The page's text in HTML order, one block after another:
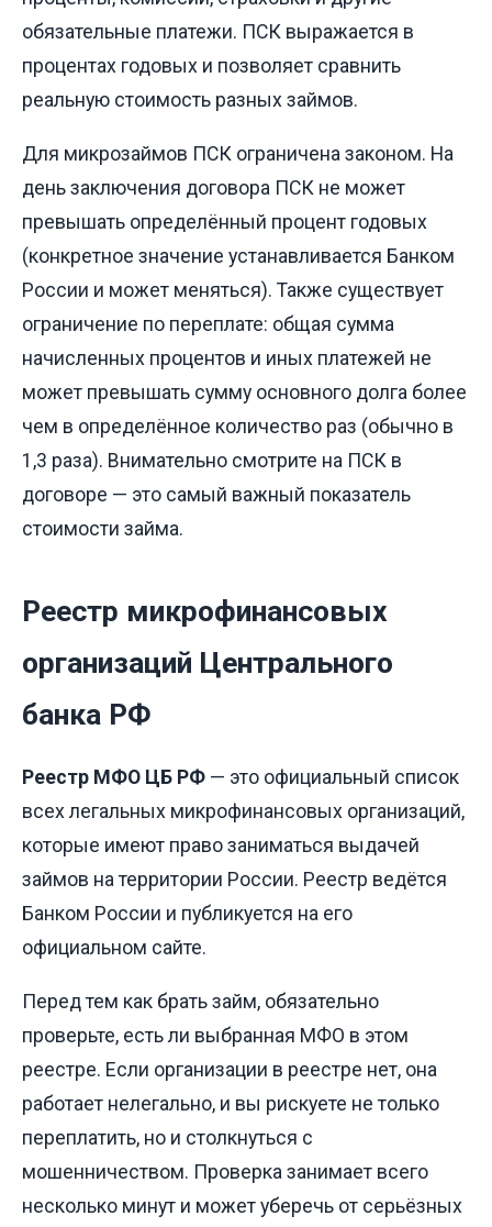
обязательные платежи. ПСК выражается в
процентах годовых и позволяет сравнить
реальную стоимость разных займов.
Для микрозаймов ПСК ограничена законом. На
день заключения договора ПСК не может
превышать определённый процент годовых
(конкретное значение устанавливается Банком
России и может меняться). Также существует
ограничение по переплате: общая сумма
начисленных процентов и иных платежей не
может превышать сумму основного долга более
чем в определённое количество раз (обычно в
1,3 раза). Внимательно смотрите на ПСК в
договоре — это самый важный показатель
стоимости займа.
Реестр микрофинансовых
организаций Центрального
банка РФ
Реестр МФО ЦБ РФ — это официальный список
всех легальных микрофинансовых организаций,
которые имеют право заниматься выдачей
займов на территории России. Реестр ведётся
Банком России и публикуется на его
официальном сайте.
Перед тем как брать займ, обязательно
проверьте, есть ли выбранная МФО в этом
реестре. Если организации в реестре нет, она
работает нелегально, и вы рискуете не только
переплатить, но и столкнуться с
мошенничеством. Проверка занимает всего
несколько минут и может уберечь от серьёзных